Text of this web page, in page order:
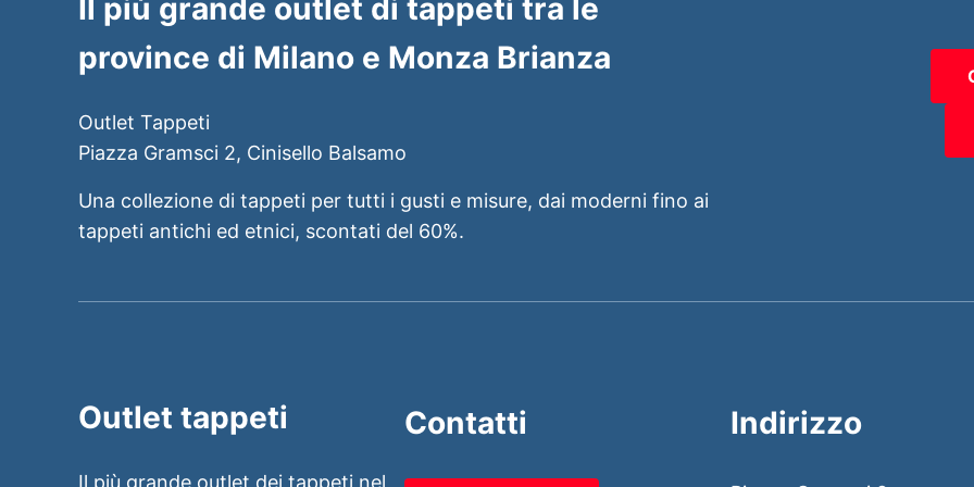
Il più grande outlet di tappeti tra le
province di Milano e Monza Brianza
Outlet Tappeti
Piazza Gramsci 2, Cinisello Balsamo
Una collezione di tappeti per tutti i gusti e misure, dai moderni fino ai
tappeti antichi ed etnici, scontati del 60%.
Outlet tappeti
Il più grande outlet dei tappeti nel
Contatti Indirizzo